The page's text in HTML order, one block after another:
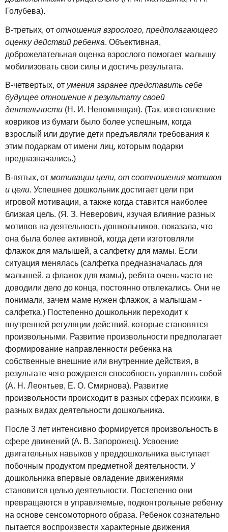
Голубева).
В-третьих, от отношения взрослого, предполагающего
оценку действий ребенка. Объективная,
доброжелательная оценка взрослого помогает малышу
мобилизовать свои силы и достичь результата.
В-четвертых, от умения заранее представить себе
будущее отношение к результату своей
деятельности (Н. И. Непомнящая). (Так, изготовление
ковриков из бумаги было более успешным, когда
взрослый или другие дети предъявляли требования к
этим подаркам от имени лиц, которым подарки
предназначались.)
В-пятых, от мотивации цели, от соотношения мотивов
и цели. Успешнее дошкольник достигает цели при
игровой мотивации, а также когда ставится наиболее
близкая цель. (Я. З. Неверович, изучая влияние разных
мотивов на деятельность дошкольников, показала, что
она была более активной, когда дети изготовляли
флажок для малышей, а салфетку для мамы. Если
ситуация менялась (салфетка предназначалась для
малышей, а флажок для мамы), ребята очень часто не
доводили дело до конца, постоянно отвлекались. Они не
понимали, зачем маме нужен флажок, а малышам -
салфетка.) Постепенно дошкольник переходит к
внутренней регуляции действий, которые становятся
произвольными. Развитие произвольности предполагает
формирование направленности ребенка на
собственные внешние или внутренние действия, в
результате чего рождается способность управлять собой
(А. Н. Леонтьев, Е. О. Смирнова). Развитие
произвольности происходит в разных сферах психики, в
разных видах деятельности дошкольника.
После 3 лет интенсивно формируется произвольность в
сфере движений (А. В. Запорожец). Усвоение
двигательных навыков у преддошкольника выступает
побочным продуктом предметной деятельности. У
дошкольника впервые овладение движениями
становится целью деятельности. Постепенно они
превращаются в управляемые, подконтрольные ребенку
на основе сенсомоторного образа. Ребенок сознательно
пытается воспроизвести характерные движения